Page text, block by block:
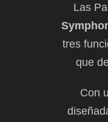
Las
tres
que
Con